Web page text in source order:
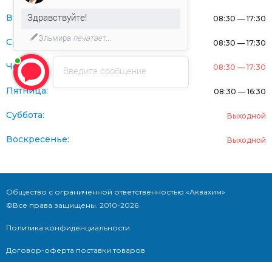
Вторник: 08:30 — 17:30
Среда: 08:30 — 17:30
Четверг: 08:30 — 17:30
Пятница: 08:30 — 16:30
Суббота: Выходной
Воскресенье: Выходной
Общество с ограниченной ответственностью «Аквахим»
©Все права защищены. 2010-2026
Политика конфиденциальности
Договор-оферта поставки товаров
Введите сообщение
Здравствуйте!
Эльмира печатает...